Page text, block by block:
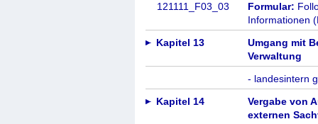
121111_F03_03
Formular:
Informationen
Kapitel 13
Umgang mit
Verwaltung
- landesintern
Kapitel 14
Vergabe von
externen